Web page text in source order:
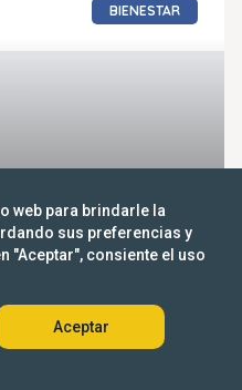
delfinoterapia
BIENESTAR
web para brindarle la
sus preferencias y
"Aceptar", consiente el uso
Aceptar